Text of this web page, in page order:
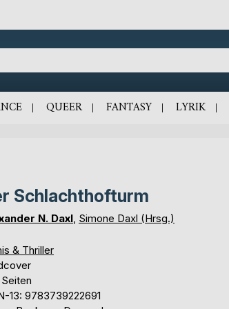
QUEER FANTASY LYRIK
Schlachthofturm
N. Daxl Simone Daxl (Hrsg.)
& Thriller
13: 9783739222691